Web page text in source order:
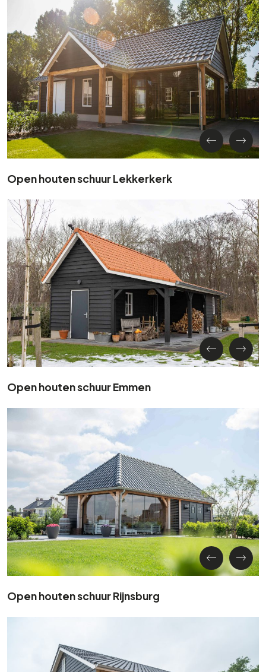
Open houten schuur Lekkerkerk
Open houten schuur Emmen
Open houten schuur Rijnsburg